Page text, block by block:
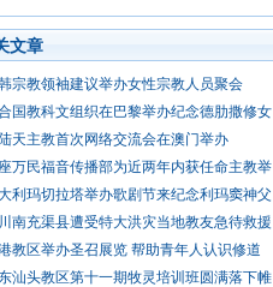
文章
宗教领袖建议举办女性宗教人员聚会
国教科文组织在巴黎举办纪念德肋撒修女
天主教首次网络交流会在澳门举办
万民福音传播部为近两年内获任命主教举
利玛切拉塔举办歌剧节来纪念利玛窦神父
南充渠县遭受特大洪灾当地教友急待救援
教区举办圣召展览 帮助青年人认识修道
汕头教区第十一期牧灵培训班圆满落下帷